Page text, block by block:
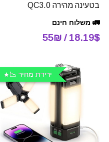
בטעינה מהירה QC3.0
🚛 משלוח חינם
18.19$ / 55₪
ירידת מחיר 📉